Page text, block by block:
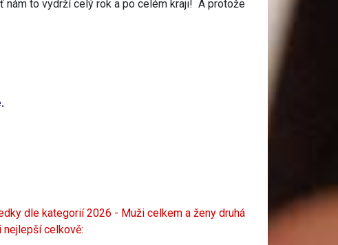
nám to vydrží celý rok a po celém kraji! A protože
dle kategorií 2026 - Muži celkem a ženy druhá
celkově: